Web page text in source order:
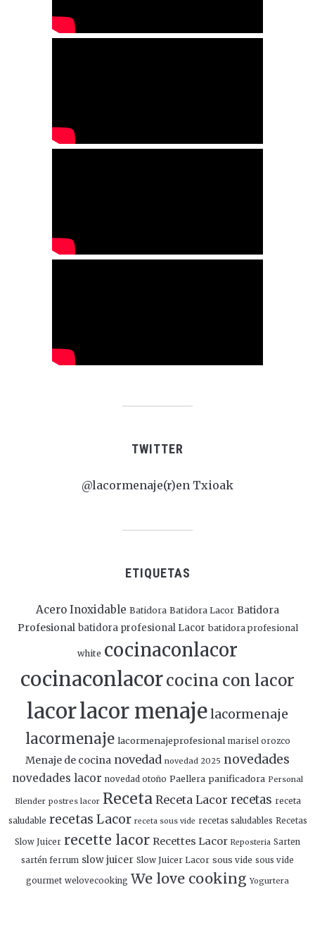
TWITTER
@lacormenaje(r)en Txioak
ETIQUETAS
Acero Inoxidable Batidora Batidora Lacor Batidora
Profesional batidora profesional Lacor batidora profesional
white cocinaconlacor
cocinaconlacorcocina con lacor
lacorlacor menajelacormenaje
lacormenaje lacormenajeprofesional marisel orozco
Menaje de cocina novedad novedad 2025 novedades
novedades lacor novedad otoño Paellera panificadora Personal
Blender postres lacor Receta Receta Lacor recetas receta
saludable recetas Lacor receta sous vide recetas saludables Recetas
Slow Juicer recette lacor Recettes Lacor Reposteria Sarten
sartén ferrum slow juicer Slow Juicer Lacor sous vide sous vide
gourmet welovecooking We love cooking Yogurtera